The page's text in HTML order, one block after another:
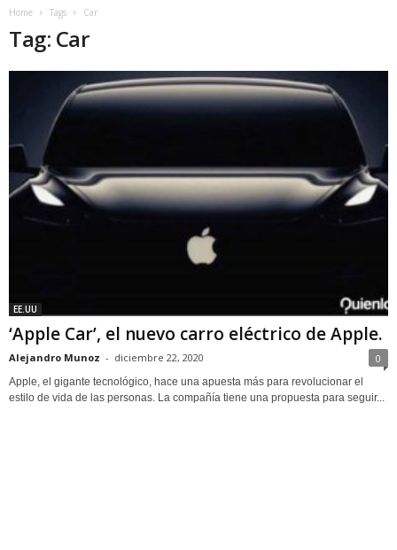
Home Tags Car
Tag: Car
EE.UU
‘Apple Car’, el nuevo carro eléctrico de Apple.
Alejandro Munoz - diciembre 22, 2020 0
Apple, el gigante tecnológico, hace una apuesta más para revolucionar el
estilo de vida de las personas. La compañía tiene una propuesta para seguir...